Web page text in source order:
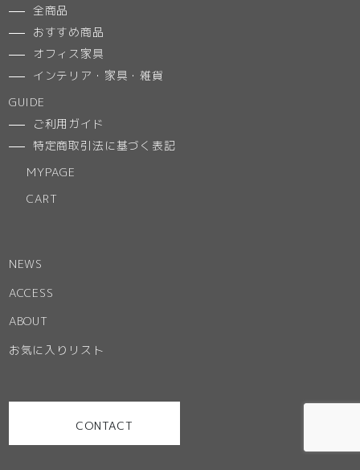
全商品
おすすめ商品
オフィス家具
インテリア・家具・雑貨
GUIDE
ご利用ガイド
特定商取引法に基づく表記
MYPAGE
CART
NEWS
ACCESS
ABOUT
お気に入りリスト
CONTACT